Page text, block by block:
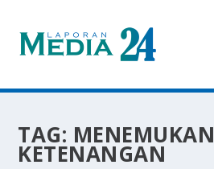
TAG: MENEMUKAN
KETENANGAN